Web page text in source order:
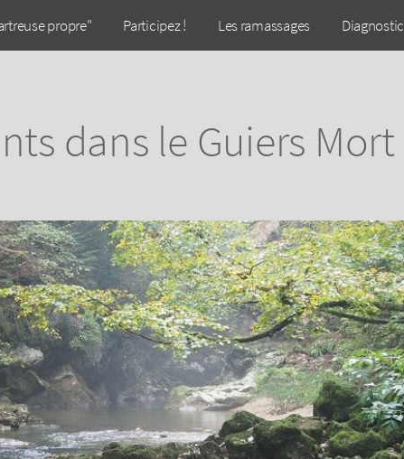
propre" Participez ! Les ramassages Diagnostic
dans le Guiers Mort